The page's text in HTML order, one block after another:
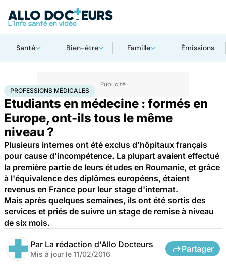
Santé Bien-être Famille Émissions
AccueilSantéProfessions médicales
PROFESSIONS MÉDICALES
Etudiants en médecine : formés en
Europe, ont-ils tous le même
niveau ?
Plusieurs internes ont été exclus d'hôpitaux français
pour cause d'incompétence. La plupart avaient effectué
la première partie de leurs études en Roumanie, et grâce
à l'équivalence des diplômes européens, étaient
revenus en France pour leur stage d'internat.
Mais après quelques semaines, ils ont été sortis des
services et priés de suivre un stage de remise à niveau
de six mois.
Par La rédaction d'Allo Docteurs
Mis à jour le 11/02/2016
Partager